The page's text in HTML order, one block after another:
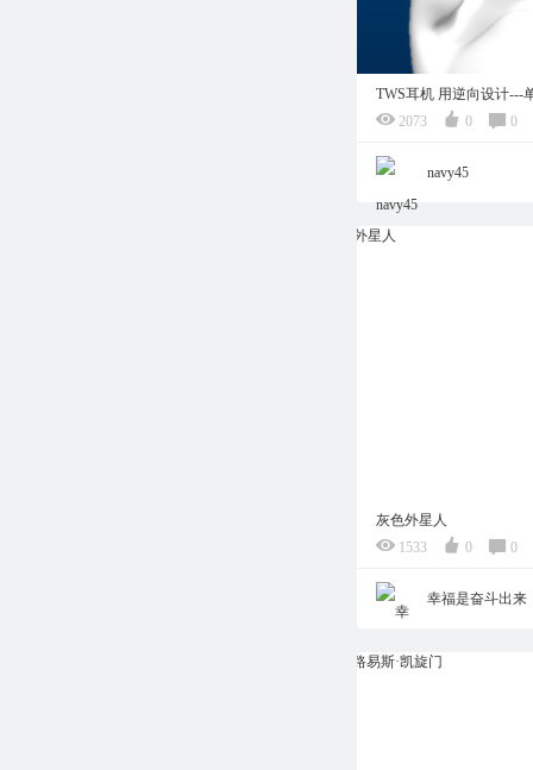
TWS耳机 用逆向设计---
2073
0 0
navy45
灰色外星人
1533
0 0
幸福是奋斗出来